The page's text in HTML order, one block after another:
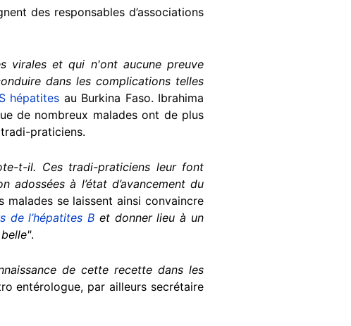
des responsables d’associations
virales et qui n'ont aucune preuve
dans les complications telles
hépatites au Burkina Faso. Ibrahima
de nombreux malades ont de plus
praticiens.
t-il. Ces tradi-praticiens leur font
à l’état d’avancement du
se laissent ainsi convaincre
de l’hépatites B et donner lieu à un
.
de cette recette dans les
entérologue, par ailleurs secrétaire